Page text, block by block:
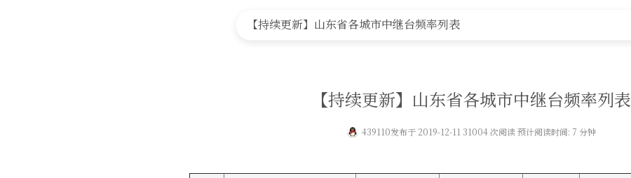
【持续更新】山东省各城市中继台频率列表
【持续更新】山东省各城市中继台频率列表
439110发布于 2019-12-11 31004 次阅读 预计阅读时间: 7 分钟